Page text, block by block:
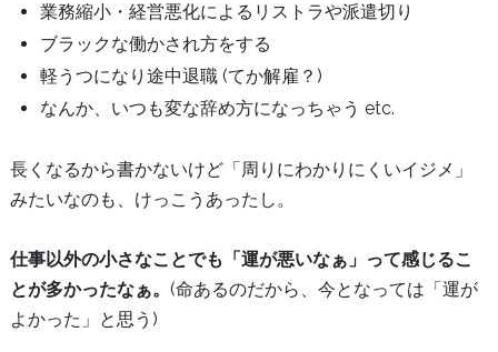
業務縮小・経営悪化によるリストラや派遣切り
ブラックな働かされ方をする
軽うつになり途中退職 (てか解雇？)
なんか、いつも変な辞め方になっちゃう etc.
長くなるから書かないけど「周りにわかりにくいイジメ」
みたいなのも、けっこうあったし。
仕事以外の小さなことでも「運が悪いなぁ」って感じるこ
とが多かったなぁ。 (命あるのだから、今となっては「運が
よかった」と思う)